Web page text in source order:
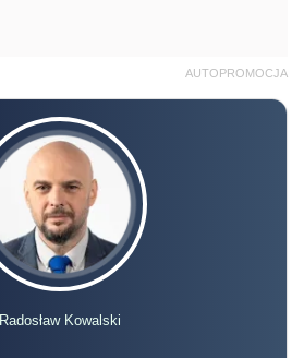
AUTOPROMOCJA
Radosław Kowalski